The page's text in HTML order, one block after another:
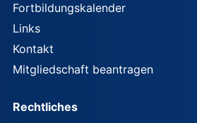
Fortbildungskalender
Links
Kontakt
Mitgliedschaft beantragen
Rechtliches